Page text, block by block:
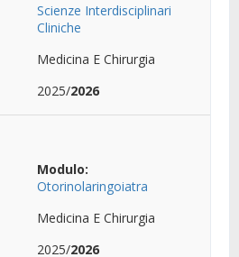
Scienze Interdisciplinari
Cliniche
Medicina E Chirurgia
2025/2026
Modulo:
Otorinolaringoiatra
Medicina E Chirurgia
2025/2026